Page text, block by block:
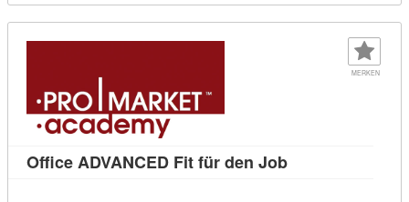
MERKEN
Office ADVANCED Fit für den JobKursdetail: